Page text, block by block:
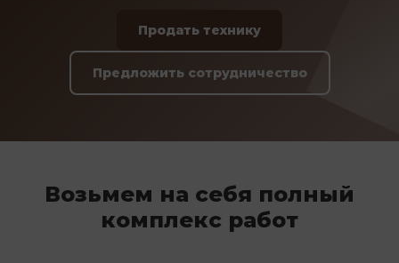
Продать технику
Предложить сотрудничество
Возьмем на себя полный
комплекс работ